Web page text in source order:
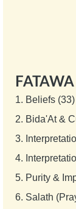
FATAWA
1. Beliefs (33)
2. Bida'At &
3.
4.
5. Purity &
6. Salath